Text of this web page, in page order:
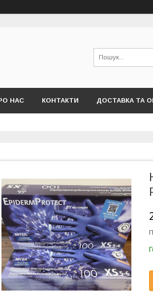
НАС КОНТАКТИ ДОСТАВКА ТА